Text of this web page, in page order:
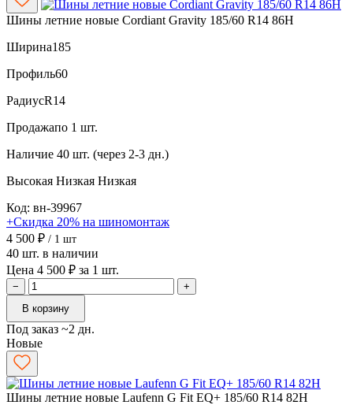
Шины летние новые Cordiant Gravity 185/60 R14 86H
Ширина185
Профиль60
РадиусR14
Продажапо 1 шт.
Наличие 40 шт. (через 2-3 дн.)
Высокая Низкая Низкая
Код: вн-39967
+Скидка 20% на шиномонтаж
4 500 ₽ / 1 шт
40 шт. в наличии
Цена 4 500 ₽ за 1 шт.
−
+
В корзину
Под заказ ~2 дн.
Новые
Шины летние новые Laufenn G Fit EQ+ 185/60 R14 82H